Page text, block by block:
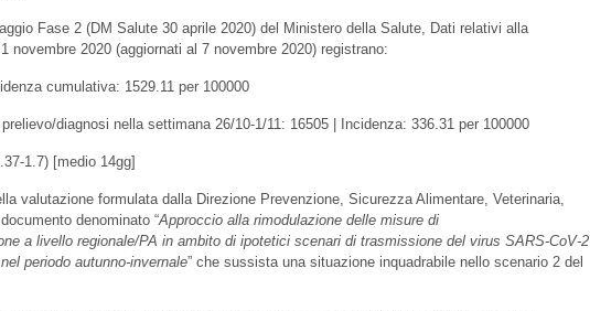
Fase 2 (DM Salute 30 aprile 2020) del Ministero della Salute, Dati relativi alla
novembre 2020 (aggiornati al 7 novembre 2020) registrano:
cumulativa: 1529.11 per 100000
diagnosi nella settimana 26/10-1/11: 16505 | Incidenza: 336.31 per 100000
1.7) [medio 14gg]
valutazione formulata dalla Direzione Prevenzione, Sicurezza Alimentare, Veterinaria,
denominato “Approccio alla rimodulazione delle misure di
a livello regionale/PA in ambito di ipotetici scenari di trasmissione del virus SARS-CoV-2
periodo autunno-invernale” che sussista una situazione inquadrabile nello scenario 2 del